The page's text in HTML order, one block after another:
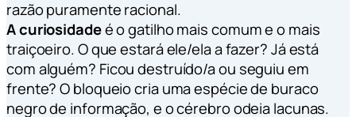
razão puramente racional.
A curiosidadeé o gatilho mais comum e o mais
traiçoeiro.O que estará ele/ela a fazer? Já está
com alguém? Ficou destruído/a ou seguiu em
frente?O bloqueio cria uma espécie de buraco
negro de informação, e o cérebro odeia lacunas.